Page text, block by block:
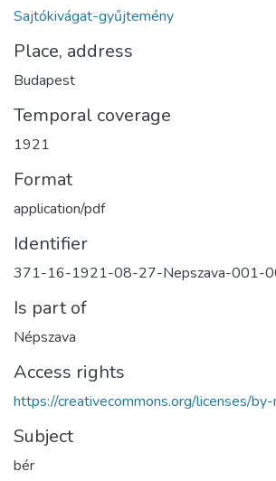
Sajtókivágat-gyűjtemény
Place, address
Budapest
Temporal coverage
1921
Format
application/pdf
Identifier
371-16-1921-08-27-Nepszava-001-
Is part of
Népszava
Access rights
https://creativecommons.org/licenses/
Subject
bér